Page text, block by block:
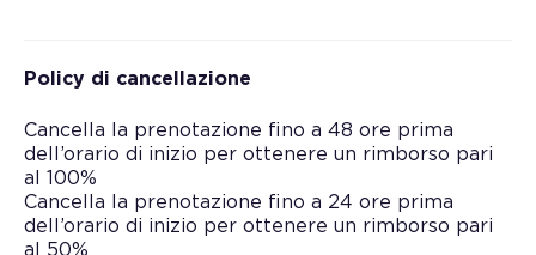
Policy di cancellazione
Cancella la prenotazione fino a 48 ore prima
dell’orario di inizio per ottenere un rimborso pari
al 100%
Cancella la prenotazione fino a 24 ore prima
dell’orario di inizio per ottenere un rimborso pari
al 50%